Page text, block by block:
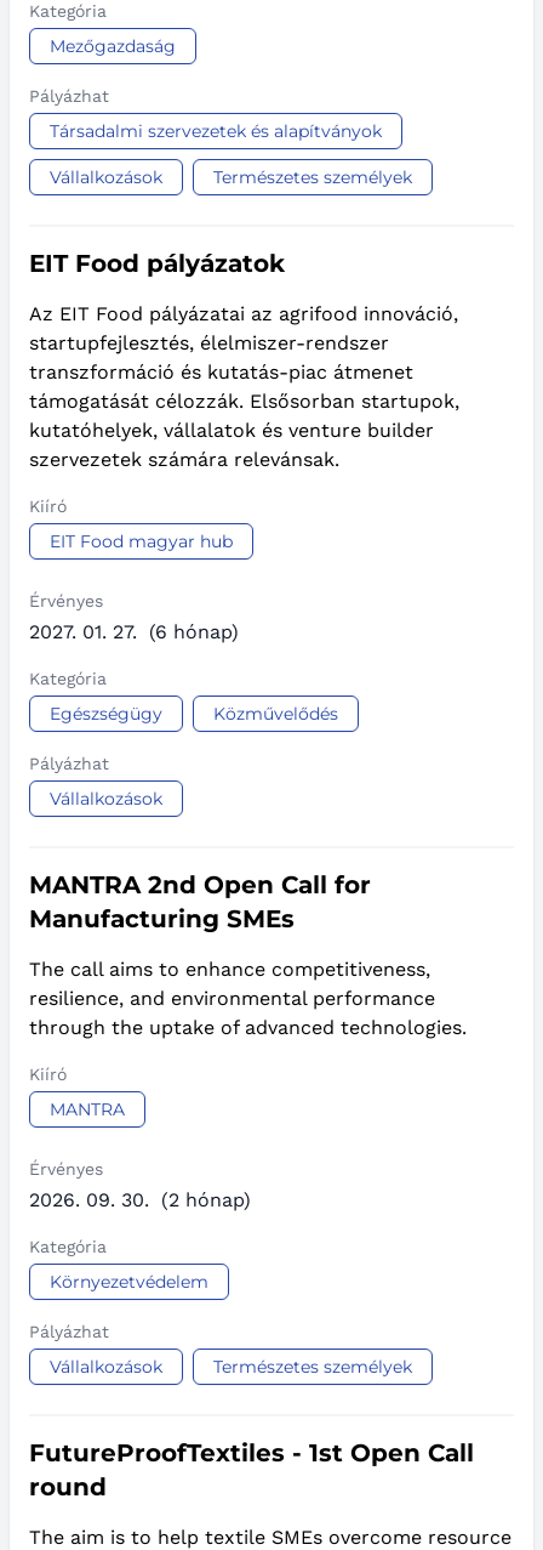
Kategória
Mezőgazdaság
Pályázhat
Társadalmi szervezetek és alapítványok
Vállalkozások Természetes személyek
EIT Food pályázatok
Az EIT Food pályázatai az agrifood innováció,
startupfejlesztés, élelmiszer-rendszer
transzformáció és kutatás-piac átmenet
támogatását célozzák. Elsősorban startupok,
kutatóhelyek, vállalatok és venture builder
szervezetek számára relevánsak.
Kiíró
EIT Food magyar hub
Érvényes
2027. 01. 27. (6 hónap)
Kategória
Egészségügy Közművelődés
Pályázhat
Vállalkozások
MANTRA 2nd Open Call for
Manufacturing SMEs
The call aims to enhance competitiveness,
resilience, and environmental performance
through the uptake of advanced technologies.
Kiíró
MANTRA
Érvényes
2026. 09. 30. (2 hónap)
Kategória
Környezetvédelem
Pályázhat
Vállalkozások Természetes személyek
FutureProofTextiles - 1st Open Call
round
The aim is to help textile SMEs overcome resource